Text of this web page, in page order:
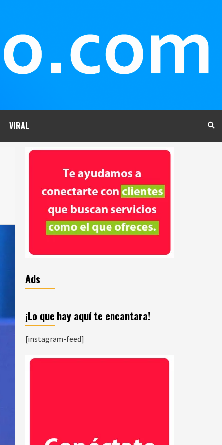
VIRAL
Ads
¡Lo que hay aquí te encantara!
[instagram-feed]